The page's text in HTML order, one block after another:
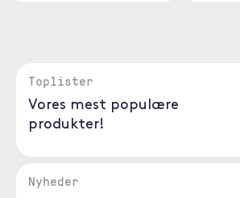
Toplister
Vores mest populære
produkter!
Nyheder